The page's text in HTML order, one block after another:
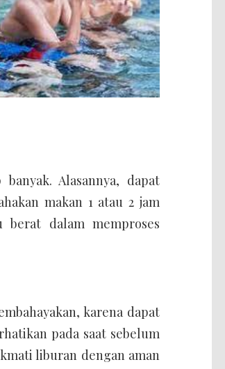
Alasannya, dapat
makan 1 atau 2 jam
dalam memproses
karena dapat
pada saat sebelum
liburan dengan aman